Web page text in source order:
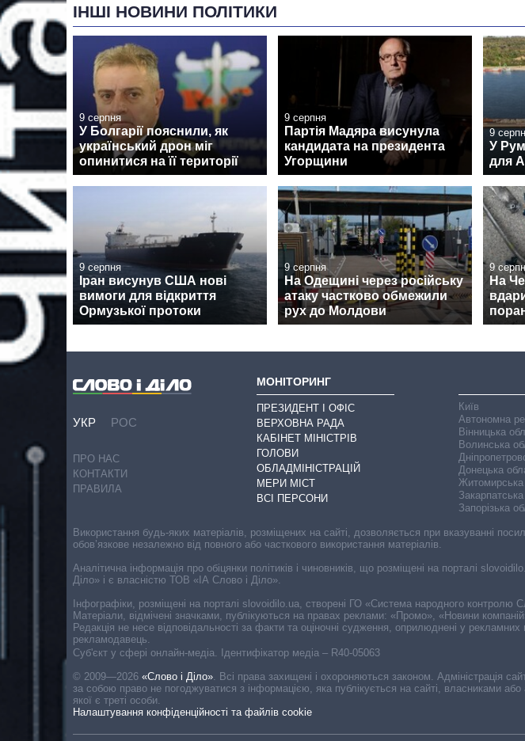
ІНШІ НОВИНИ ПОЛІТИКИ
9 серпня
У Болгарії пояснили, як
український дрон міг
опинитися на її території
9 серпня
Партія Мадяра висунула
кандидата на президента
Угорщини
9
У
для
9 серпня
Іран висунув США нові
вимоги для відкриття
Ормузької протоки
9 серпня
На Одещині через російську
атаку частково обмежили
рух до Молдови
9
На
УКР РОС
ПРО НАС
КОНТАКТИ
ПРАВИЛА
МОНІТОРИНГ
ПРЕЗИДЕНТ І ОФІС
ВЕРХОВНА РАДА
КАБІНЕТ МІНІСТРІВ
ГОЛОВИ
ОБЛАДМІНІСТРАЦІЙ
МЕРИ МІСТ
ВСІ ПЕРСОНИ
Київ
Автономна
Вінницька
Волинська
Донецька
Житомирська
Запорізька
Cуб'єкт у сфері онлайн-медіа. Ідентифікатор медіа – R40-05063
© 2009—2026 «Слово і Діло». Всі права захищені і охороняються законом. Адміністрація
за собою право не погоджуватися з інформацією, яка публікується на сайті, власниками або
якої є треті особи.
Налаштування конфіденційності та файлів cookie
Використання будь-яких матеріалів, розміщених на сайті, дозволяється при вказуванні
обов’язкове незалежно від повного або часткового використання матеріалів.
Аналітична інформація про обіцянки політиків і чиновників, що розміщені на порталі
Діло» і є власністю ТОВ «ІА Слово і Діло».
Інфографіки, розміщені на порталі slovoidilo.ua, створені ГО «Система народного
Матеріали, відмічені значками, публікуються на правах реклами: «Промо», «Новини
Редакція не несе відповідальності за факти та оціночні судження, оприлюднені у
рекламодавець.